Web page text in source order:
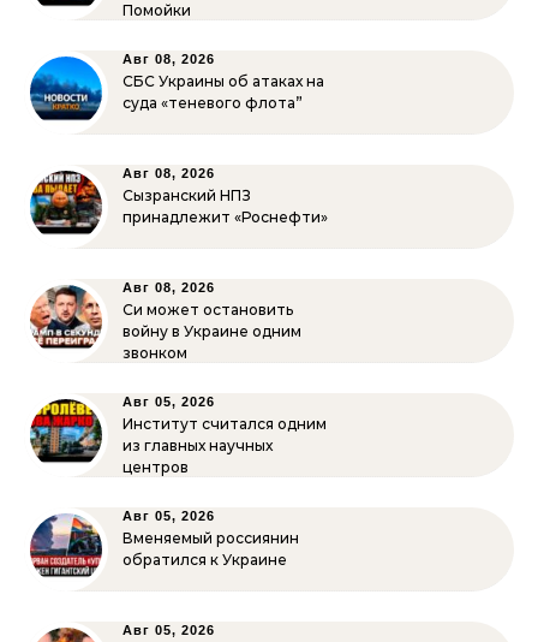
Помойки
Авг 08, 2026
СБС Украины об атаках на
суда «теневого флота”
Авг 08, 2026
Сызранский НПЗ
принадлежит «Роснефти»
Авг 08, 2026
Си может остановить
войну в Украине одним
звонком
Авг 05, 2026
Институт считался одним
из главных научных
центров
Авг 05, 2026
Вменяемый россиянин
обратился к Украине
Авг 05, 2026